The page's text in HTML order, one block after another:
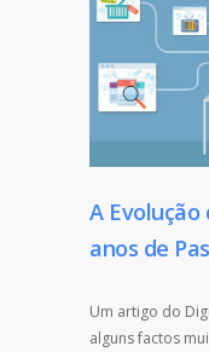
A
anos de
Um artigo do
alguns factos